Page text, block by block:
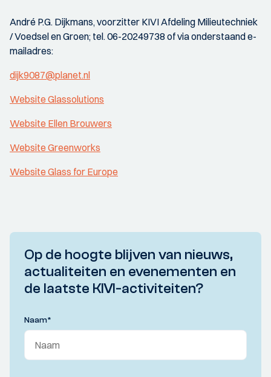
André P.G. Dijkmans, voorzitter KIVI Afdeling Milieutechniek
/ Voedsel en Groen; tel. 06-20249738 of via onderstaand e-
mailadres:
dijk9087@planet.nl
Website Glassolutions
Website Ellen Brouwers
Website Greenworks
Website Glass for Europe
Op de hoogte blijven van nieuws,
actualiteiten en evenementen en
de laatste KIVI-activiteiten?
Naam*